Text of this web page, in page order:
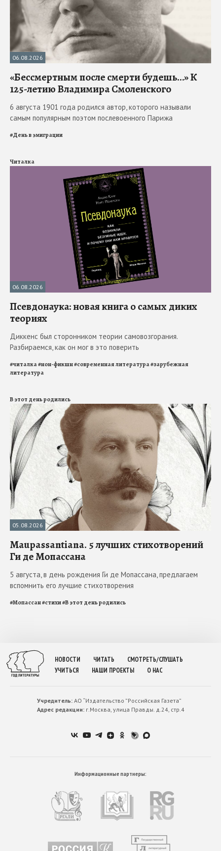
06.08.2026
«Бессмертным после смерти будешь…» К
125-летию Владимира Смоленского
6 августа 1901 года родился автор, которого называли
самым популярным поэтом послевоенного Парижа
#День в эмиграции
Читалка
06.08.2026
Псевдонаука: новая книга о самых диких
теориях
Диккенс был сторонником теории самовозгорания.
Разбираемся, как он мог в это поверить
#читалка#нон-фикшн#современная литература#зарубежная
литература
В этот день родились
05.08.2026
Maupassantiana. 5 лучших стихотворений
Ги де Мопассана
5 августа, в день рождения Ги де Мопассана, предлагаем
вспомнить его лучшие стихотворения
#Мопассан#стихи#В этот день родились
НОВОСТИ ЧИТАТЬ
СМОТРЕТЬ/СЛУШАТЬ
УЧИТЬСЯ
НАШИ ПРОЕКТЫ О НАС
Учредитель:АО “Издательство ”Российская Газета”
Адрес редакции:г.Москва, улица Правды. д.24, стр.4
Информационные партнеры: